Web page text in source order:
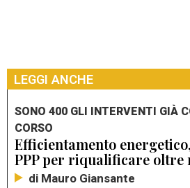
LEGGI ANCHE
SONO 400 GLI INTERVENTI GIÀ
CORSO
Efficientamento
PPP per riqualificare oltre
di Mauro Giansante